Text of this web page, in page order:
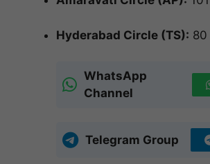
Hyderabad Circle (TS): 80
WhatsApp
Channel
Telegram Group